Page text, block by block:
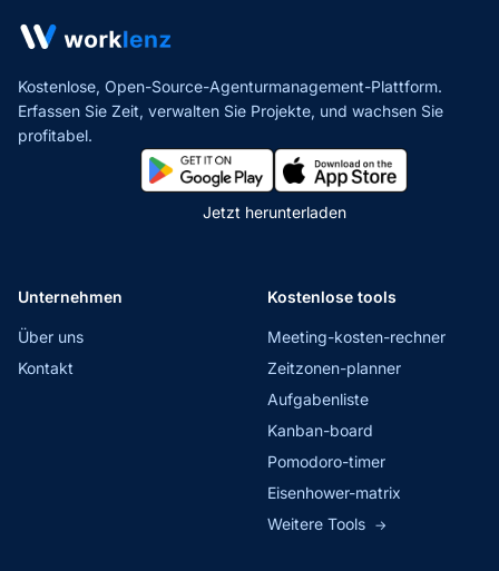
Kostenlose, Open-Source-Agenturmanagement-Plattform.
Erfassen Sie Zeit, verwalten Sie Projekte, und wachsen Sie
profitabel.
Jetzt herunterladen
Unternehmen
Über uns
Kontakt
Kostenlose tools
Meeting-kosten-rechner
Zeitzonen-planner
Aufgabenliste
Kanban-board
Pomodoro-timer
Eisenhower-matrix
Weitere Tools →